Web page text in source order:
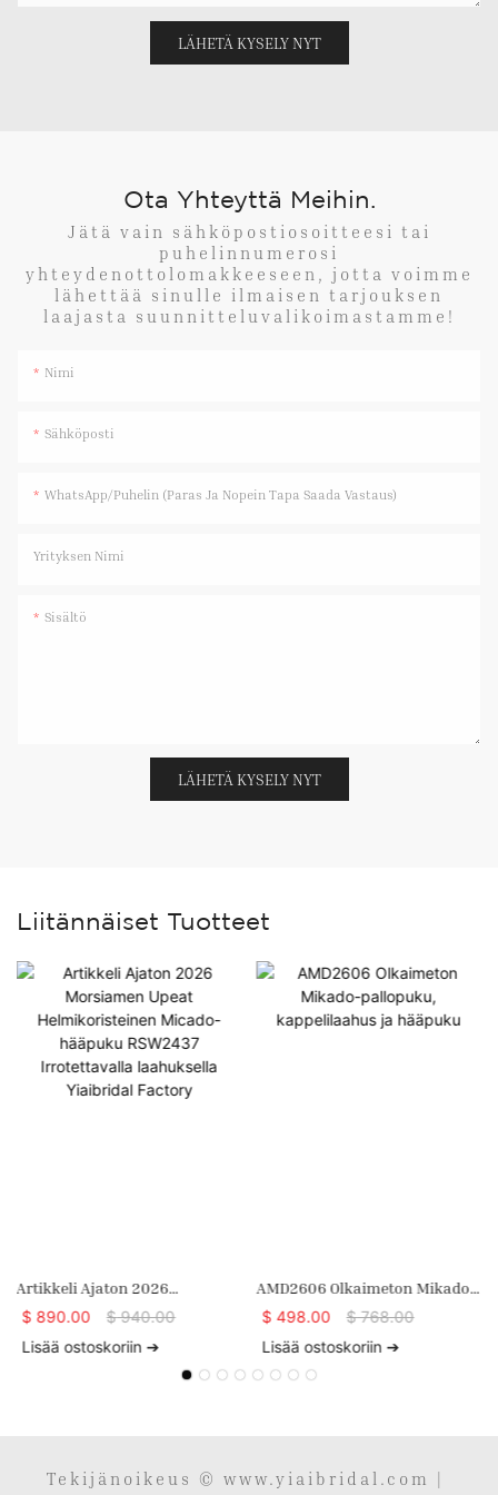
LÄHETÄ KYSELY NYT
Ota Yhteyttä Meihin.
Jätä vain sähköpostiosoitteesi tai
puhelinnumerosi
yhteydenottolomakkeeseen, jotta voimme
lähettää sinulle ilmaisen tarjouksen
laajasta suunnitteluvalikoimastamme!
Nimi
Sähköposti
WhatsApp/Puhelin (paras Ja Nopein Tapa Saada Vastaus)
Yrityksen Nimi
Sisältö
LÄHETÄ KYSELY NYT
Liitännäiset Tuotteet
Artikkeli Ajaton 2026
Morsiamen Upeat
Hääpuku RSW2437
Irrotettavalla Laahuksella
$ 890.00 $940.00
Lisää ostoskoriin ➔
AMD2606 Olkaimeton Mikado-
Pallopuku, Kappelilaahus Ja
$ 498.00 $768.00
Lisää ostoskoriin ➔
Tekijänoikeus © www.yiaibridal.com |